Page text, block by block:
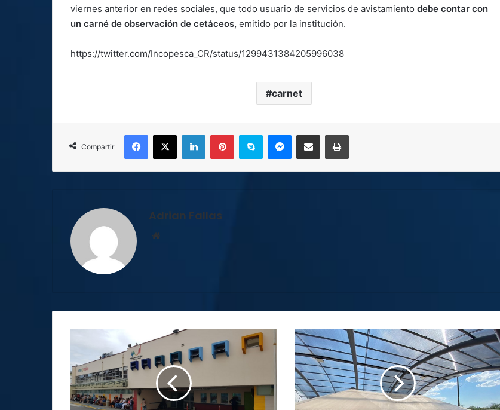
viernes anterior en redes sociales, que todo usuario de servicios de avistamiento debe contar con
un carné de observación de cetáceos, emitido por la institución.
https://twitter.com/Incopesca_CR/status/1299431384205996038
carnet
Compartir
Facebook
X LinkedInPinterestSkype MessengerCompartir por correo electrónicoImprimir
Adrian Fallas
hospitalizados
por
síndrome
asociado
CCSS
habilita
unidades
médicas
móviles
para